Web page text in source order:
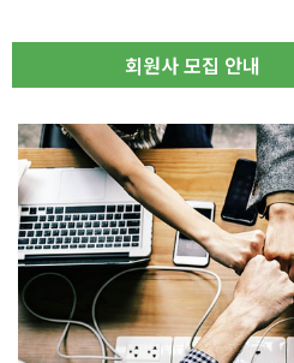
회원사 모집 안내